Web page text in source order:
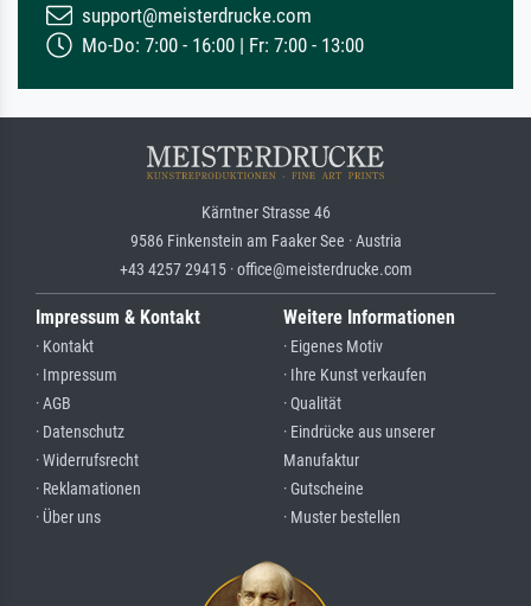
support@meisterdrucke.com
Mo-Do: 7:00 - 16:00 | Fr: 7:00 - 13:00
Kärntner Strasse 46
9586 Finkenstein am Faaker See · Austria
+43 4257 29415 · office@meisterdrucke.com
Impressum & Kontakt
· Kontakt
· Impressum
· AGB
· Datenschutz
· Widerrufsrecht
· Reklamationen
· Über uns
Weitere Informationen
· Eigenes Motiv
· Ihre Kunst verkaufen
· Qualität
· Eindrücke aus unserer
Manufaktur
· Gutscheine
· Muster bestellen